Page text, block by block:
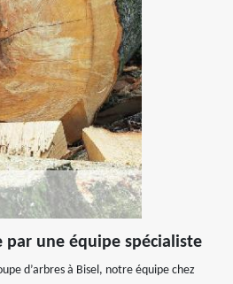
par une équipe spécialiste
d’arbres à Bisel, notre équipe chez